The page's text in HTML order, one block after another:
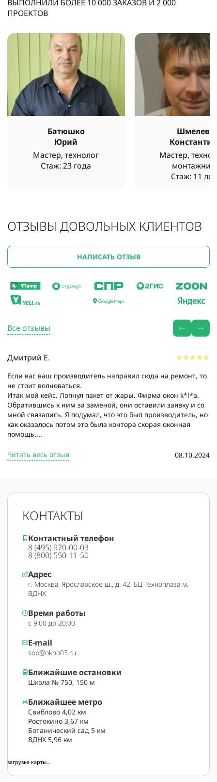
ВЫПОЛНИЛИ БОЛЕЕ 10 000ЗАКАЗОВ И 2 000
ПРОЕКТОВ
Батюшко
Юрий
Мастер, технолог
Стаж: 23 года
Шмелев
Константин
Мастер,
монтажник
Стаж: 11 лет
ОТЗЫВЫ ДОВОЛЬНЫХ КЛИЕНТОВ
НАПИСАТЬ ОТЗЫВ
Все отзывы
Дмитрий Е.
Если вас ваш производитель направил сюда на ремонт, то
не стоит волноваться.
Итак мой кейс. Лопнул пакет от жары. Фирма окон k*l*a.
Обратившись к ним за заменой, они оставили заявку и со
мной связались. Я подумал, что это был производитель, но
как оказалось потом это была контора скорая оконная
помощь....
Читать весь отзыв 08.10.2024
КОНТАКТЫ
Контактный телефон
8 (495) 970-00-03
8 (800) 550-11-50
Адрес
г. Москва, Ярославское ш., д. 42, БЦ Техноплаза м.
ВДНХ
Время работы
с 9:00 до 20:00
E-mail
sop@okno03.ru
Ближайшее метро
Свиблово 4,02 км
Ростокино 3,67 км
Ботанический сад 5 км
ВДНХ 5,96 км
Ближайшие остановки
Школа № 750, 150 м
загрузка карты...